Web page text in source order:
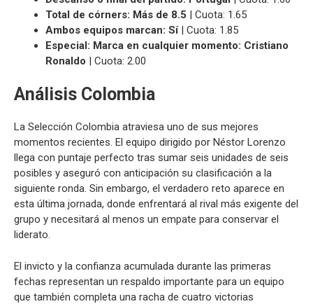
Total de córners: Más de 8.5 | Cuota: 1.65
Ambos equipos marcan: Sí| Cuota: 1.85
Especial: Marca en cualquier momento: Cristiano
Ronaldo | Cuota: 2.00
Análisis Colombia
La Selección Colombia atraviesa uno de sus mejores
momentos recientes. El equipo dirigido por Néstor Lorenzo
llega con puntaje perfecto tras sumar seis unidades de seis
posibles y aseguró con anticipación su clasificación a la
siguiente ronda. Sin embargo, el verdadero reto aparece en
esta última jornada, donde enfrentará al rival más exigente del
grupo y necesitará al menos un empate para conservar el
liderato.
El invicto y la confianza acumulada durante las primeras
fechas representan un respaldo importante para un equipo
que también completa una racha de cuatro victorias